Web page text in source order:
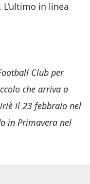
in linea
Club per
che arriva a
il 23 febbraio nel
in Primavera nel